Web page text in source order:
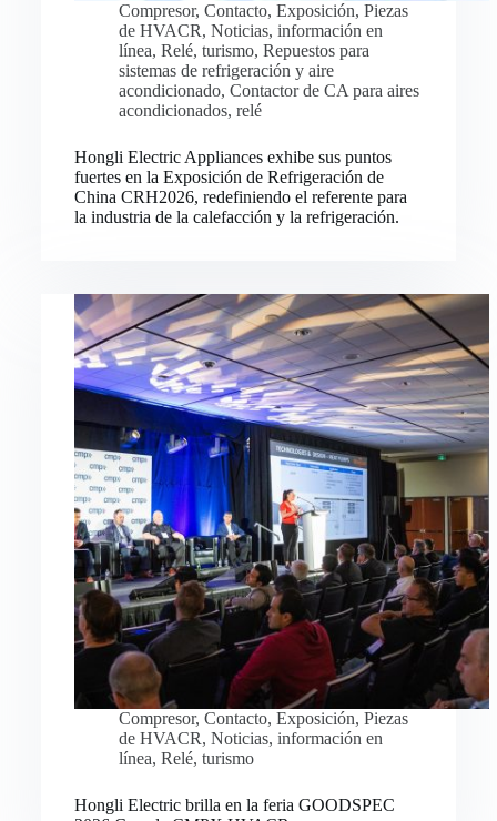
Compresor, Contacto, Exposición, Piezas
de HVACR, Noticias, información en
línea, Relé, turismo, Repuestos para
sistemas de refrigeración y aire
acondicionado, Contactor de CA para aires
acondicionados, relé
Hongli Electric Appliances exhibe sus puntos
fuertes en la Exposición de Refrigeración de
China CRH2026, redefiniendo el referente para
la industria de la calefacción y la refrigeración.
Compresor, Contacto, Exposición, Piezas
de HVACR, Noticias, información en
línea, Relé, turismo
Hongli Electric brilla en la feria GOODSPEC